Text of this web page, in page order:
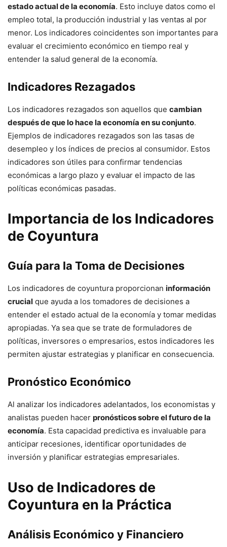
estado actual de la economía. Esto incluye datos como el
empleo total, la producción industrial y las ventas al por
menor. Los indicadores coincidentes son importantes para
evaluar el crecimiento económico en tiempo real y
entender la salud general de la economía.
Indicadores Rezagados
Los indicadores rezagados son aquellos que cambian
después de que lo hace la economía en su conjunto.
Ejemplos de indicadores rezagados son las tasas de
desempleo y los índices de precios al consumidor. Estos
indicadores son útiles para confirmar tendencias
económicas a largo plazo y evaluar el impacto de las
políticas económicas pasadas.
Importancia de los Indicadores
de Coyuntura
Guía para la Toma de Decisiones
Los indicadores de coyuntura proporcionan información
crucial que ayuda a los tomadores de decisiones a
entender el estado actual de la economía y tomar medidas
apropiadas. Ya sea que se trate de formuladores de
políticas, inversores o empresarios, estos indicadores les
permiten ajustar estrategias y planificar en consecuencia.
Pronóstico Económico
Al analizar los indicadores adelantados, los economistas y
analistas pueden hacer pronósticos sobre el futuro de la
economía. Esta capacidad predictiva es invaluable para
anticipar recesiones, identificar oportunidades de
inversión y planificar estrategias empresariales.
Uso de Indicadores de
Coyuntura en la Práctica
Análisis Económico y Financiero